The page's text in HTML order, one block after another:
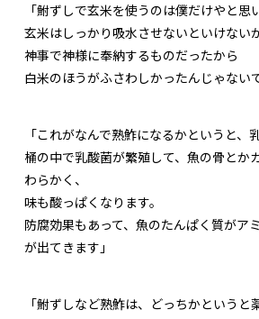
「鮒ずしで玄米を使うのは僕だけやと思
玄米はしっかり吸水させないといけない
神事で神様に奉納するものだったから
白米のほうがふさわしかったんじゃない
「これがなんで熟鮓になるかというと、
桶の中で乳酸菌が繁殖して、魚の骨とか
わらかく、
味も酸っぱくなります。
防腐効果もあって、魚のたんぱく質がア
が出てきます」
「鮒ずしなど熟鮓は、どっちかというと